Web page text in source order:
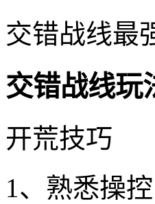
交错战线最
交错战线玩
开荒技巧
1、熟悉操